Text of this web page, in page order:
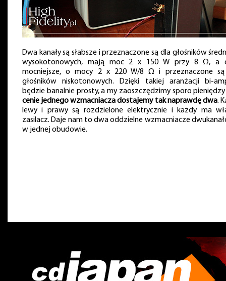
Dwa kanały są słabsze i przeznaczone są dla głośników
wysokotonowych, mają moc 2 x 150 W przy 8 Ω, a
mocniejsze, o mocy 2 x 220 W/8 Ω i przeznaczone
głośników niskotonowych. Dzięki takiej aranżacji bi-
będzie banalnie prosty, a my zaoszczędzimy sporo
cenie jednego wzmacniacza dostajemy tak naprawdę dwa.
lewy i prawy są rozdzielone elektrycznie i każdy ma
zasilacz. Daje nam to dwa oddzielne wzmacniacze
w jednej obudowie.